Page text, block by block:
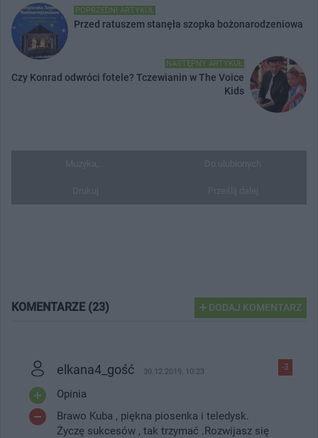
POPRZEDNI ARTYKUŁ
Przed ratuszem stanęła szopka bożonarodzeniowa
NASTĘPNY ARTYKUŁ
Czy Konrad odwróci fotele? Tczewianin w The Voice
Kids
KOMENTARZE (23) DODAJ KOMENTARZ
-3
elkana4_gość 30.12.2019, 10:23
Opinia
Brawo Kuba , piękna piosenka i teledysk.
Życzę sukcesów , tak trzymać .Rozwijasz się